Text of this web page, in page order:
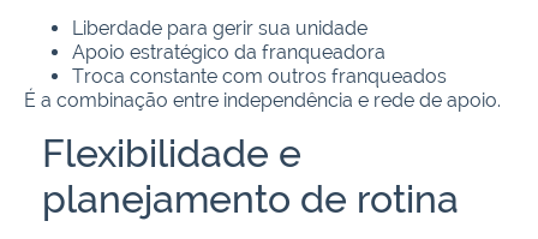
Liberdade para gerir sua unidade
Apoio estratégico da franqueadora
Troca constante com outros franqueados
É a combinação entre independência e rede de apoio.
Flexibilidade e
planejamento de rotina